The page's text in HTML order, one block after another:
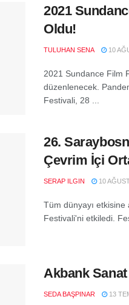
2021
Oldu!
TULUHAN SENA 10
2021 Sundance Film
düzenlenecek.
Festivali, 28 ...
26.
Çevrim İçi
SERAP ILGIN 10
Tüm dünyayı
Festivali'ni etkiledi.
Akbank Sanat
SEDA BAŞPINAR 13